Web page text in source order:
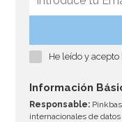
He leído y
Información
Responsable:
internacionales de datos |